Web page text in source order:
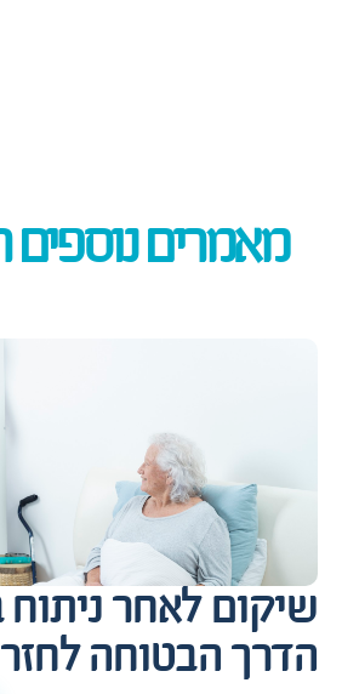
מאמרים נוספים
שיקום לאחר ניתוח
הדרך הבטוחה